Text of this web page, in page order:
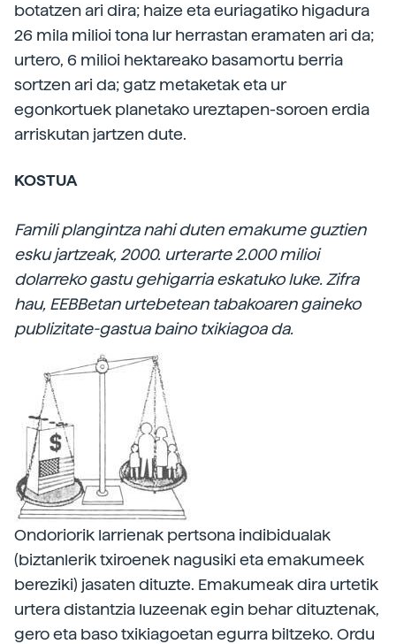
botatzen ari dira; haize eta euriagatiko higadura
26 mila milioi tona lur herrastan eramaten ari da;
urtero, 6 milioi hektareako basamortu berria
sortzen ari da; gatz metaketak eta ur
egonkortuek planetako ureztapen-soroen erdia
arriskutan jartzen dute.
KOSTUA
Famili plangintza nahi duten emakume guztien
esku jartzeak, 2000. urterarte 2.000 milioi
dolarreko gastu gehigarria eskatuko luke. Zifra
hau, EEBBetan urtebetean tabakoaren gaineko
publizitate-gastua baino txikiagoa da.
Ondoriorik larrienak pertsona indibidualak
(biztanlerik txiroenek nagusiki eta emakumeek
bereziki) jasaten dituzte. Emakumeak dira urtetik
urtera distantzia luzeenak egin behar dituztenak,
gero eta baso txikiagoetan egurra biltzeko. Ordu